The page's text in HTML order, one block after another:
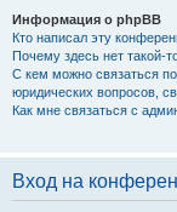
Информация о phpBB
Кто написал эту
Почему здесь нет такой-
С кем можно связаться по
юридических вопросов,
Как мне связаться с
Вход на